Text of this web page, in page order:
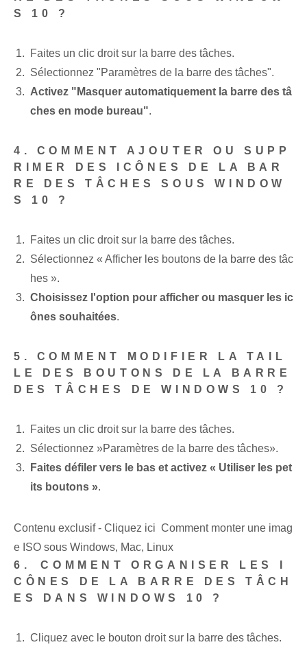
S 10 ?
Faites un clic droit sur la barre des tâches.
Sélectionnez "Paramètres de la barre des tâches".
Activez "Masquer automatiquement la barre des tâ
ches en mode bureau".
4. COMMENT AJOUTER OU SUPP
RIMER DES ICÔNES DE LA BAR
RE DES TÂCHES SOUS WINDOW
S 10 ?
Faites un clic droit sur la barre des tâches.
Sélectionnez « Afficher les boutons de la barre des tâc
hes⁣ ».
Choisissez l'option pour afficher ou masquer les ic
ônes souhaitées.
5. COMMENT MODIFIER LA TAIL
LE DES BOUTONS DE LA BARRE
DES TÂCHES DE WINDOWS 10 ?
Faites un clic droit sur la barre des tâches.
Sélectionnez ⁢»Paramètres de la barre des tâches».
Faites défiler vers le bas et activez « Utiliser les pet
its boutons⁢ ».
Contenu exclusif - Cliquez ici Comment monter une imag
e ISO sous Windows, Mac, Linux
6.⁢ COMMENT ORGANISER LES I
CÔNES DE LA BARRE DES TÂCH
ES DANS WINDOWS 10 ?
‍Cliquez avec le bouton droit sur la barre des tâches.